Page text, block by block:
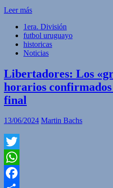
Leer más
1era. División
futbol uruguayo
historicas
Noticias
Libertadores: Los
horarios confirmados
final
13/06/2024 Martin Bachs
Twitter
WhatsApp